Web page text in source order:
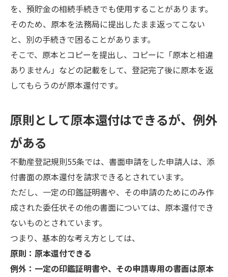
を、預貯金の相続手続きでも使用することがあります。
そのため、原本を法務局に提出したまま返ってこない
と、別の手続きで困ることがあります。
そこで、原本とコピーを提出し、コピーに「原本と相違
ありません」などの記載をして、登記完了後に原本を返
してもらうのが原本還付です。
原則として原本還付はできるが、例外
がある
不動産登記規則55条では、書面申請をした申請人は、添
付書面の原本還付を請求できるとされています。
ただし、一定の印鑑証明書や、その申請のためにのみ作
成された委任状その他の書面については、原本還付でき
ないものとされています。
つまり、基本的な考え方としては、
原則：原本還付できる
例外：一定の印鑑証明書や、その申請専用の書面は原本